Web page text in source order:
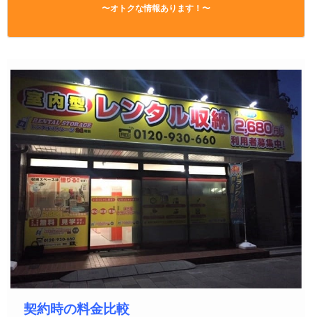
〜オトクな情報あります！〜
契約時の料金比較